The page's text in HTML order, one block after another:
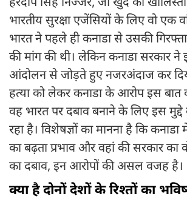
भारतीय सुरक्षा एजेंसियों के लिए वो एक
भारत ने पहले ही कनाडा से उसकी
की मांग की थी। लेकिन कनाडा सरकार ने
आंदोलन से जोड़ते हुए नजरअंदाज कर
हत्या को लेकर कनाडा के आरोप इस बात
वह भारत पर दबाव बनाने के लिए इस
रहा है। विशेषज्ञों का मानना है कि कनाडा
का बढ़ता प्रभाव और वहां की सरकार का
का दबाव, इन आरोपों की असल वजह है।
क्या है दोनों देशों के रिश्तों का